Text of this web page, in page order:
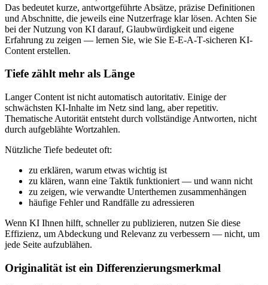
Das bedeutet kurze, antwortgeführte Absätze, präzise Definitionen
und Abschnitte, die jeweils eine Nutzerfrage klar lösen. Achten Sie
bei der Nutzung von KI darauf, Glaubwürdigkeit und eigene
Erfahrung zu zeigen — lernen Sie, wie Sie E‑E‑A‑T‑sicheren KI-
Content erstellen.
Tiefe zählt mehr als Länge
Langer Content ist nicht automatisch autoritativ. Einige der
schwächsten KI-Inhalte im Netz sind lang, aber repetitiv.
Thematische Autorität entsteht durch vollständige Antworten, nicht
durch aufgeblähte Wortzahlen.
Nützliche Tiefe bedeutet oft:
zu erklären, warum etwas wichtig ist
zu klären, wann eine Taktik funktioniert — und wann nicht
zu zeigen, wie verwandte Unterthemen zusammenhängen
häufige Fehler und Randfälle zu adressieren
Wenn KI Ihnen hilft, schneller zu publizieren, nutzen Sie diese
Effizienz, um Abdeckung und Relevanz zu verbessern — nicht, um
jede Seite aufzublähen.
Originalität ist ein Differenzierungsmerkmal